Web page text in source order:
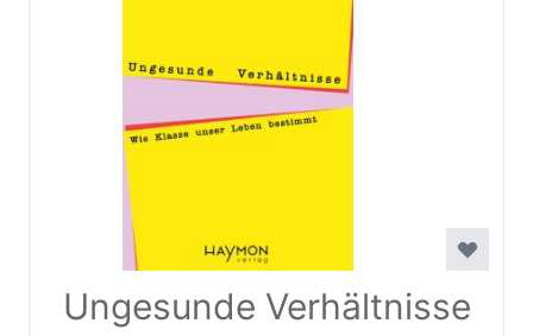
Ungesunde Verhältnisse